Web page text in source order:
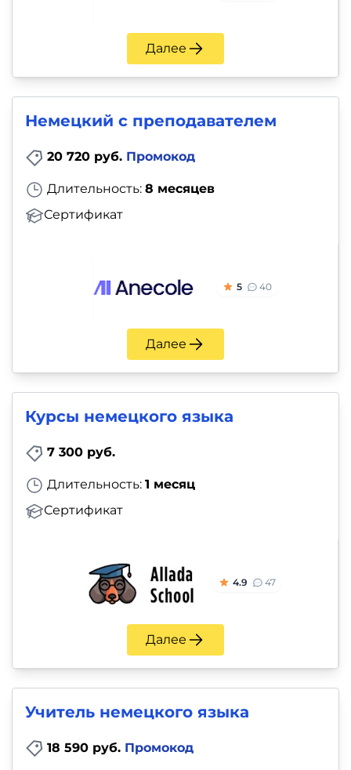
Далее
Немецкий с преподавателем
20 720 руб. Промокод
Длительность: 8 месяцев
Сертификат
5 40
Далее
Курсы немецкого языка
7 300 руб.
Длительность: 1 месяц
Сертификат
4.9 47
Далее
Учитель немецкого языка
18 590 руб. Промокод